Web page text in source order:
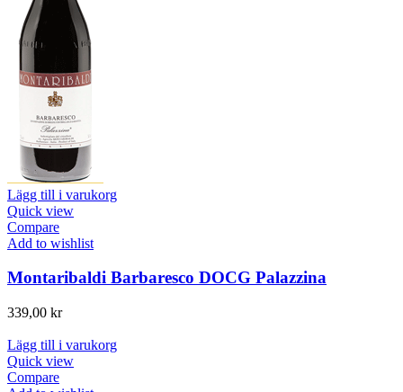
Lägg till i varukorg
Quick view
Compare
Add to wishlist
Montaribaldi Barbaresco DOCG Palazzina
339,00 kr
Lägg till i varukorg
Quick view
Compare